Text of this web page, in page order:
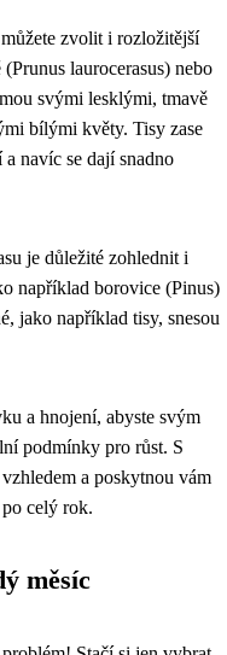
zvolit i rozložitější
laurocerasus) nebo
svými lesklými, tmavě
bílými květy. Tisy zase
navíc se dají snadno
je důležité zohlednit i
například borovice (Pinus)
jako například tisy, snesou
a hnojení, abyste svým
podmínky pro růst. S
a poskytnou vám
celý rok.
měsíc